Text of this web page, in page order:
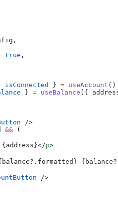
true ,
isConnected } = useAccount ()
} = useBalance ({
/>
&& (
{address}</p>
/>